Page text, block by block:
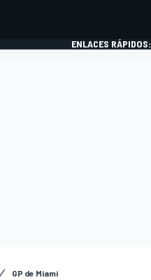
ENLACES RÁPIDOS:
GP de Miami